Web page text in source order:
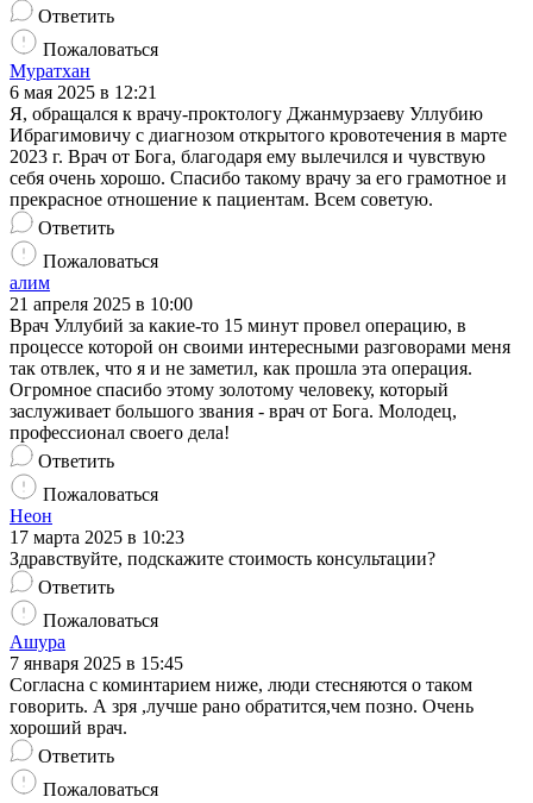
Ответить
Пожаловаться
Муратхан
6 мая 2025 в 12:21
Я, обращался к врачу-проктологу Джанмурзаеву Уллубию
Ибрагимовичу с диагнозом открытого кровотечения в марте
2023 г. Врач от Бога, благодаря ему вылечился и чувствую
себя очень хорошо. Спасибо такому врачу за его грамотное и
прекрасное отношение к пациентам. Всем советую.
Ответить
Пожаловаться
алим
21 апреля 2025 в 10:00
Врач Уллубий за какие-то 15 минут провел операцию, в
процессе которой он своими интересными разговорами меня
так отвлек, что я и не заметил, как прошла эта операция.
Огромное спасибо этому золотому человеку, который
заслуживает большого звания - врач от Бога. Молодец,
профессионал своего дела!
Ответить
Пожаловаться
Неон
17 марта 2025 в 10:23
Здравствуйте, подскажите стоимость консультации?
Ответить
Пожаловаться
Ашура
7 января 2025 в 15:45
Согласна с коминтарием ниже, люди стесняются о таком
говорить. А зря ,лучше рано обратится,чем позно. Очень
хороший врач.
Ответить
Пожаловаться